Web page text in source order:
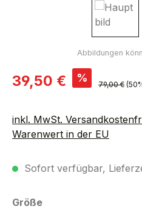
Verkaufspreis:
39,50 € % Regulärer
79,00 €
inkl. MwSt.
Warenwert in der EU
Sofort verfügbar,
Größeauswählen